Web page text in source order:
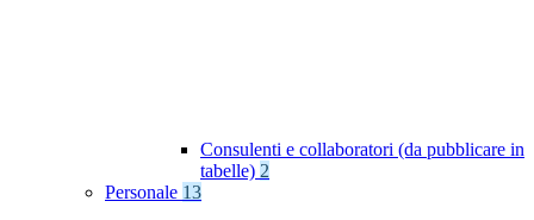
Consulenti e collaboratori (da pubblicare in
tabelle) 2
Personale 13